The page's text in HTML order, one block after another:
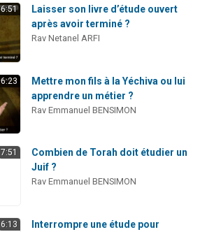
6:51
Laisser son livre d’étude ouvert
après avoir terminé ?
Rav Netanel ARFI
6:23
Mettre mon fils à la Yéchiva ou lui
apprendre un métier ?
Rav Emmanuel BENSIMON
7:51
Combien de Torah doit étudier un
Juif ?
Rav Emmanuel BENSIMON
6:13
Interrompre une étude pour